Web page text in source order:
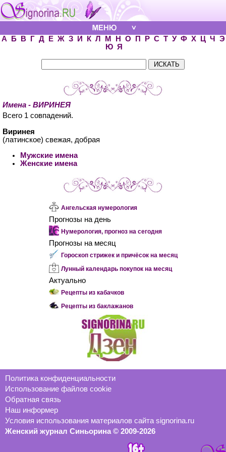
А Б В Г Д Е Ж З И К Л М Н О П Р С Т У Ф Х Ц Ч
Э
Ю Я
Имена - ВИРИНЕЯ
Всего 1 совпадений.
Виринея
(латинское) свежая, добрая
Мужские имена
Женские имена
Ангельская нумерология
Прогнозы на день
Нумерология, прогноз на сегодня
Прогнозы на месяц
Гороскоп стрижек и причёсок на месяц
Лунный календарь покупок на месяц
Актуально
Рецепты из кабачков
Рецепты из баклажанов
Политика конфиденциальности
Использование файлов cookie
Обратная связь
Наш информер
Условия использования материалов сайта signorina.ru
Женский журнал Синьорина © 2009-2026